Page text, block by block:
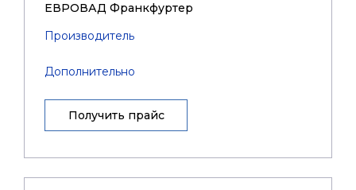
ЕВРОВАД Франкфуртер
Производитель
Дополнительно
Получить прайс